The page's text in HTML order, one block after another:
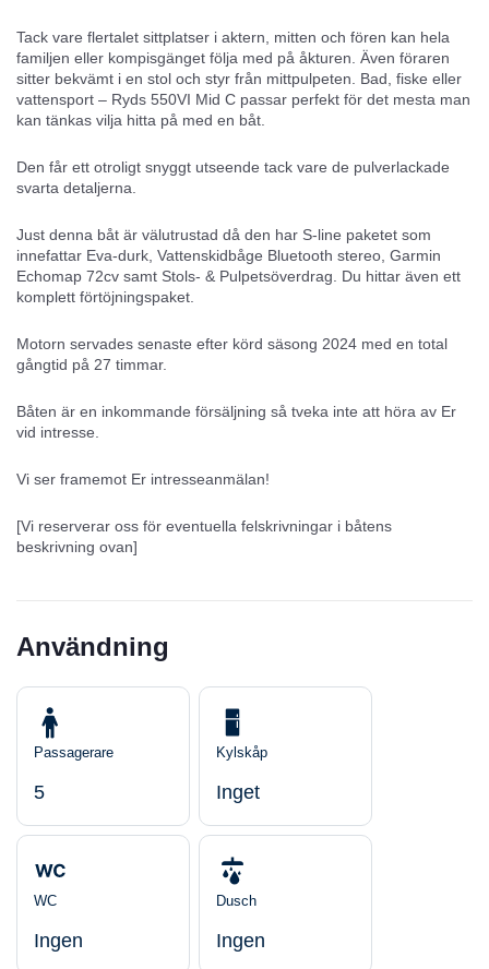
Tack vare flertalet sittplatser i aktern, mitten och fören kan hela
familjen eller kompisgänget följa med på åkturen. Även föraren
sitter bekvämt i en stol och styr från mittpulpeten. Bad, fiske eller
vattensport – Ryds 550VI Mid C passar perfekt för det mesta man
kan tänkas vilja hitta på med en båt.
Den får ett otroligt snyggt utseende tack vare de pulverlackade
svarta detaljerna.
Just denna båt är välutrustad då den har S-line paketet som
innefattar Eva-durk, Vattenskidbåge Bluetooth stereo, Garmin
Echomap 72cv samt Stols- & Pulpetsöverdrag. Du hittar även ett
komplett förtöjningspaket.
Motorn servades senaste efter körd säsong 2024 med en total
gångtid på 27 timmar.
Båten är en inkommande försäljning så tveka inte att höra av Er
vid intresse.
Vi ser framemot Er intresseanmälan!
[Vi reserverar oss för eventuella felskrivningar i båtens
beskrivning ovan]
Användning
Passagerare
5
Kylskåp
Inget
WC
Ingen
Dusch
Ingen